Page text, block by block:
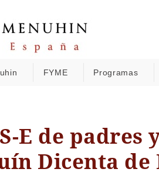
FYME Programas
E de padres
Dicenta